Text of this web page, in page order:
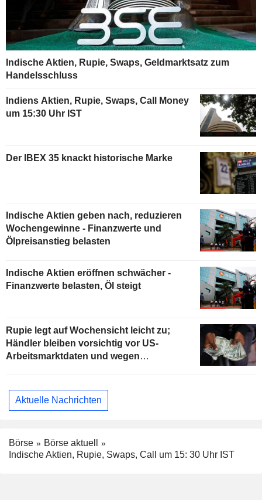
Indische Aktien, Rupie, Swaps, Geldmarktsatz zum
Handelsschluss
Indiens Aktien, Rupie, Swaps, Call Money
um 15:30 Uhr IST
Der IBEX 35 knackt historische Marke
Indische Aktien geben nach, reduzieren
Wochengewinne - Finanzwerte und
Ölpreisanstieg belasten
Indische Aktien eröffnen schwächer -
Finanzwerte belasten, Öl steigt
Rupie legt auf Wochensicht leicht zu;
Händler bleiben vorsichtig vor US-
Arbeitsmarktdaten und wegen
Aktuelle Nachrichten
Börse
Börse aktuell
Indische Aktien, Rupie, Swaps, Call um 15: 30 Uhr IST